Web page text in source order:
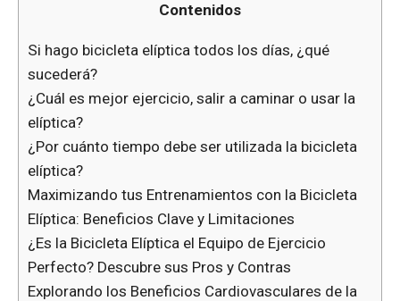
Contenidos
Si hago bicicleta elíptica todos los días, ¿qué
sucederá?
¿Cuál es mejor ejercicio, salir a caminar o usar la
elíptica?
¿Por cuánto tiempo debe ser utilizada la bicicleta
elíptica?
Maximizando tus Entrenamientos con la Bicicleta
Elíptica: Beneficios Clave y Limitaciones
¿Es la Bicicleta Elíptica el Equipo de Ejercicio
Perfecto? Descubre sus Pros y Contras
Explorando los Beneficios Cardiovasculares de la